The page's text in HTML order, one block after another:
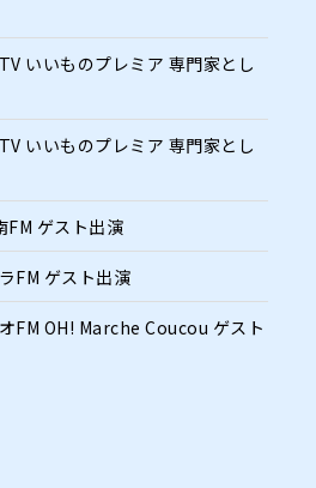
いいものプレミア 専門家とし
いいものプレミア 専門家とし
FM ゲスト出演
FM ゲスト出演
FM OH! Marche Coucou ゲスト